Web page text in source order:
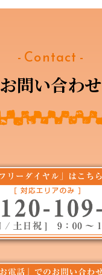
- Contact -
お問い合わせ